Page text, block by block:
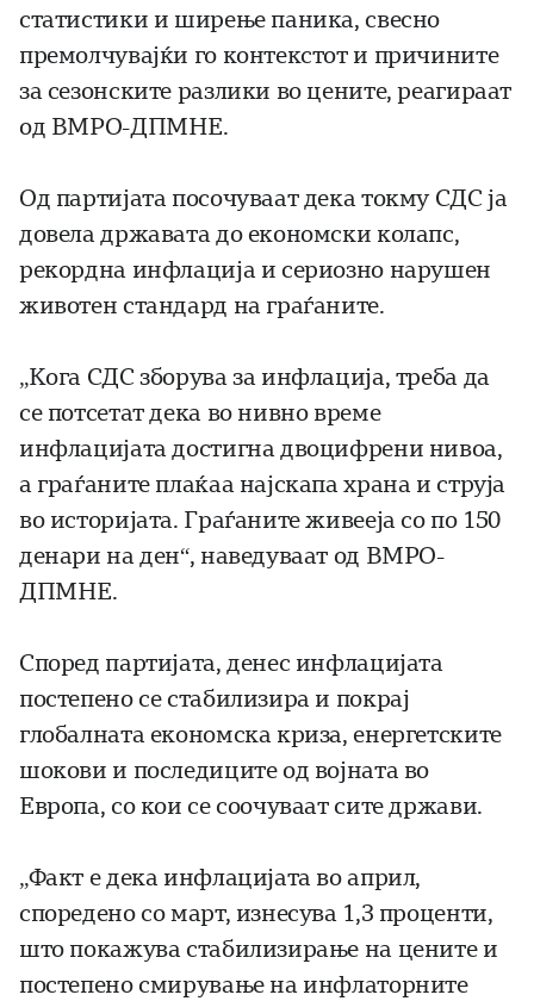
статистики и ширење паника, свесно
премолчувајќи го контекстот и причините
за сезонските разлики во цените, реагираат
од ВМРО-ДПМНЕ.
Од партијата посочуваат дека токму СДС ја
довела државата до економски колапс,
рекордна инфлација и сериозно нарушен
животен стандард на граѓаните.
„Кога СДС зборува за инфлација, треба да
се потсетат дека во нивно време
инфлацијата достигна двоцифрени нивоа,
а граѓаните плаќаа најскапа храна и струја
во историјата. Граѓаните живееја со по 150
денари на ден“, наведуваат од ВМРО-
ДПМНЕ.
Според партијата, денес инфлацијата
постепено се стабилизира и покрај
глобалната економска криза, енергетските
шокови и последиците од војната во
Европа, со кои се соочуваат сите држави.
„Факт е дека инфлацијата во април,
споредено со март, изнесува 1,3 проценти,
што покажува стабилизирање на цените и
постепено смирување на инфлаторните